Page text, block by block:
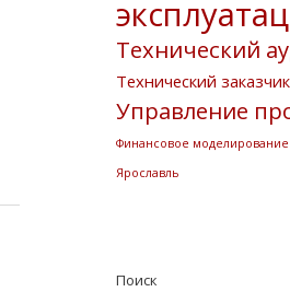
Технический
Технический заказчик
Управление
Финансовое моделирование
Ярославль
Поиск